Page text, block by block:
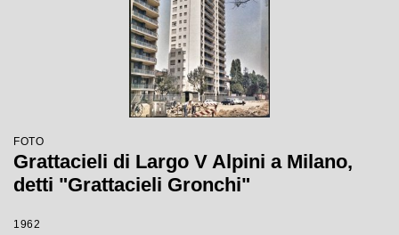
FOTO
Grattacieli di Largo V Alpini a Milano,
detti "Grattacieli Gronchi"
1962